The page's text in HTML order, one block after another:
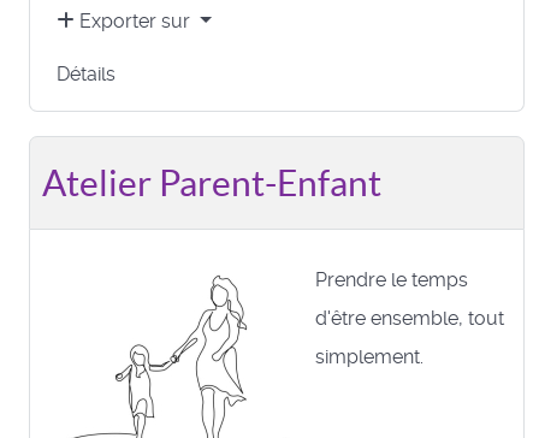
Exporter sur
Détails
Atelier Parent-Enfant
Prendre le temps
d'être ensemble, tout
simplement.